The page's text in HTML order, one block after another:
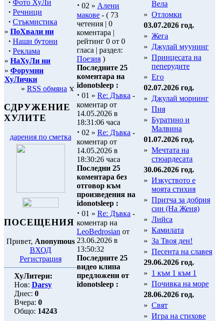
· Фото ХуЛи
· Речници
· Стъкмистика
» ПоХвали ни
· Наши бутони
· Реклама
» НаХуЛи ни
» Форумни
ХуЛички
» RSS обмяна
СДРУЖЕНИЕ
ХУЛИТЕ
дарения по сметка
ПОСЕЩЕНИЯ
Привет, Anonymous
ВХОД
Регистрация
ХуЛитери:
Нов: Darsy
Днес: 0
Вчера: 0
Общо: 14243
· 02 » Алени
макове - ( 73
четения | 0
коментара |
рейтинг 0 от 0
гласа | раздел:
Поезия )
Последните 25
коментара на
idonotsleep :
· 01 » Re: Дъвка -
коментар от
14.05.2026 в
18:31:06 часа
· 02 » Re: Дъвка -
коментар от
14.05.2026 в
18:30:26 часа
Последни 25
коментара без
отговор към
произведения на
idonotsleep :
· 01 » Re: Дъвка -
коментар на
LeoBedrosian от
23.06.2026 в
13:50:32
Последните 25
видео клипа
предложени от
idonotsleep :
Вела
» Отломки
03.07.2026 год.
» Жега
» Джулай муунинг
» Принцесата на
пеперудите
» Его
02.07.2026 год.
» Джулай морнинг
» Пия
» Буратино и
Малвина
01.07.2026 год.
» Мечтата на
стюардесата
30.06.2026 год.
» Изкуството е
моята стихия
» Притча за добрия
син (На Женя)
» Лийса
» Камилата
» За Твоя ден!
» Песента на славея
29.06.2026 год.
» 1 към 1 към 1
» Почивка на море
28.06.2026 год.
» Свят
» Игра на стихове